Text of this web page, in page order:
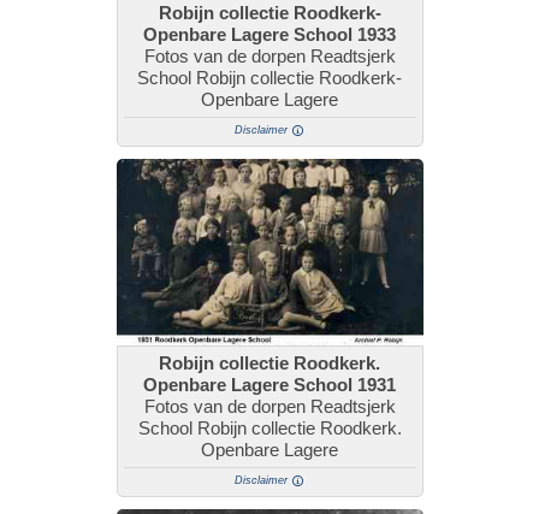
Robijn collectie Roodkerk-
Openbare Lagere School 1933
Fotos van de dorpen Readtsjerk
School Robijn collectie Roodkerk-
Openbare Lagere
Disclaimer
Robijn collectie Roodkerk.
Openbare Lagere School 1931
Fotos van de dorpen Readtsjerk
School Robijn collectie Roodkerk.
Openbare Lagere
Disclaimer